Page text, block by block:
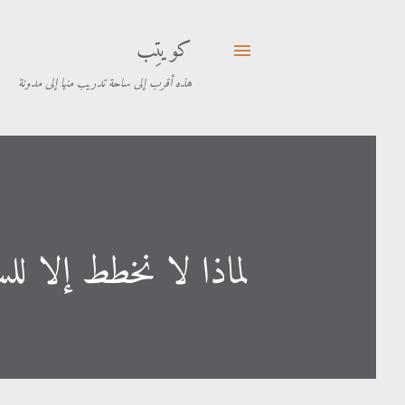
كويتِب
هذه أقرب إلى ساحة تدريب منها إلى مدونة
لماذا لا نخطط إلا